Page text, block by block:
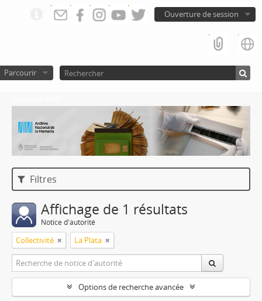
Ouverture de session
Parcourir
Filtres
Affichage de 1 résultats
Notice d'autorité
Collectivité La Plata
Options de recherche avancée